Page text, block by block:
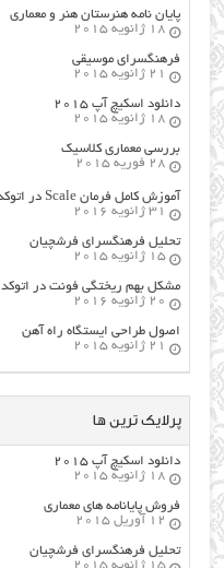
پایان نامه هنرستان هنر و معماري
18 ژانویه 2015
فرهنگسراي موسيقي
21 ژانویه 2015
دانلود اسکیچ آپ ۲۰۱۵
18 ژانویه 2015
بررسی معماری کلاسیک
28 فوریه 2015
آموزش کامل فرمان Scale در اتوکد
31 ژانویه 2016
تحلیل فرهنگسرای فرشچیان
15 ژانویه 2015
مشکل بهم ریختگی فونت در اتوکد
20 ژانویه 2016
اصول طراحي ایستگاه راه آهن
21 ژانویه 2015
پرلایک ترین ها
دانلود اسکیچ آپ ۲۰۱۵
18 ژانویه 2015
فروش پایانامه های معماری
12 آوریل 2015
تحلیل فرهنگسرای فرشچیان
15 ژانویه 2015